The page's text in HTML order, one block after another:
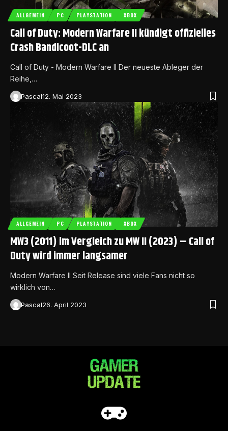
ALLGEMEIN PC PLAYSTATION XBOX
Call of Duty: Modern Warfare II kündigt offizielles
Crash Bandicoot-DLC an
Call of Duty - Modern Warfare II Der neueste Ableger der
Reihe,…
Pascal12. Mai 2023
ALLGEMEIN PC PLAYSTATION XBOX
MW3 (2011) im Vergleich zu MW II (2023) – Call of
Duty wird immer langsamer
Modern Warfare II Seit Release sind viele Fans nicht so
wirklich von…
Pascal26. April 2023